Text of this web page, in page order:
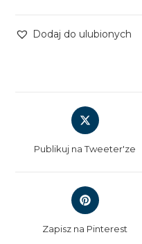
Dodaj do ulubionych
Opens
in
Publikuj na Tweeter'ze
Opens
in
Zapisz na Pinterest